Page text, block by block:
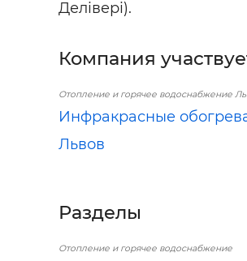
Делівері).
Компания
Отопление и горячее водоснабжение
Инфракрасные
Львов
Разделы
Отопление и горячее водоснабжение